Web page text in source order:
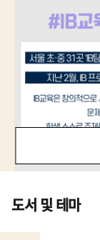
도서 및 테마